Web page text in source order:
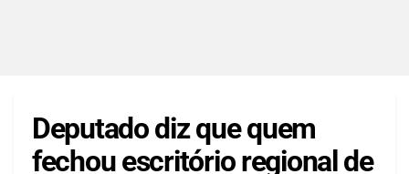
Deputado diz que quem
fechou escritório regional de